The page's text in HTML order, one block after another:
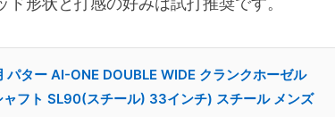
ター AI-ONE DOUBLE WIDE クランクホーゼル
フト SL90(スチール) 33インチ) スチール メンズ